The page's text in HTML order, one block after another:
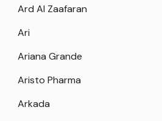
Ard Al Zaafaran
Ari
Ariana Grande
Aristo Pharma
Arkada